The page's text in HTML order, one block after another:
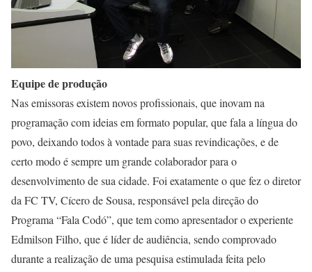
Equipe de produção
Nas emissoras existem novos profissionais, que inovam na
programação com ideias em formato popular, que fala a língua do
povo, deixando todos à vontade para suas revindicações, e de
certo modo é sempre um grande colaborador para o
desenvolvimento de sua cidade. Foi exatamente o que fez o diretor
da FC TV, Cícero de Sousa, responsável pela direção do
Programa “Fala Codó”, que tem como apresentador o experiente
Edmilson Filho, que é líder de audiência, sendo comprovado
durante a realização de uma pesquisa estimulada feita pelo